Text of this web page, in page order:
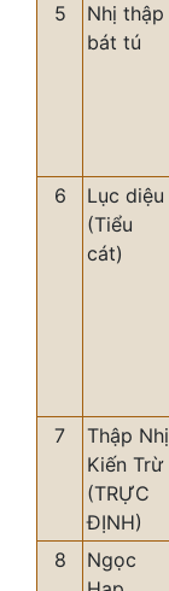
5
Nhị thập
bát tú
6
Lục diệu
(Tiểu
cát)
7
Thập Nhị
Kiến Trừ
(TRỰC
ĐỊNH)
8
Ngọc